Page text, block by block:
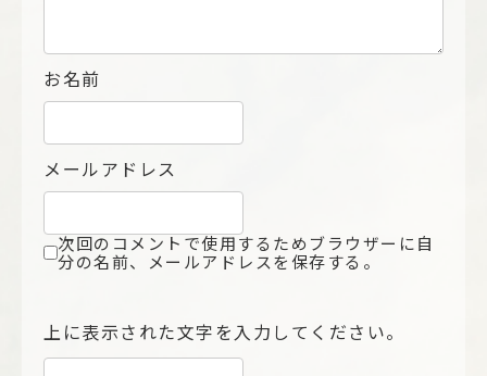
お名前
メールアドレス
次回のコメントで使用するためブラウザーに自
分の名前、メールアドレスを保存する。
上に表示された文字を入力してください。